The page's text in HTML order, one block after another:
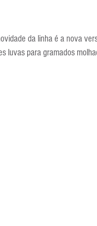
da linha é a nova
luvas para gramados